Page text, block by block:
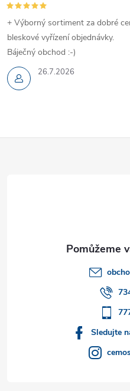
26.7.2026
+ Výborný sortiment za dobré
bleskové vyřízení objednávky.
Báječný obchod :-)
Sledujte